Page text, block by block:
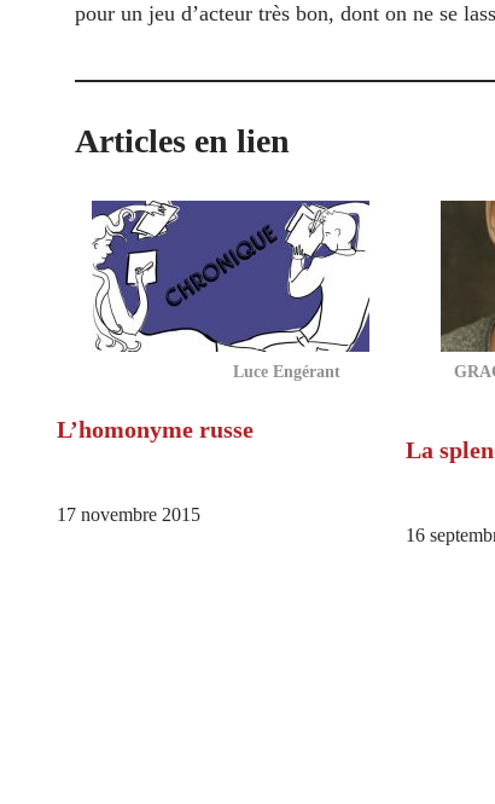
pour un jeu d’acteur très bon, dont on ne se
Articles en lien
Luce Engérant
L’homonyme russe
17 novembre 2015
La
16